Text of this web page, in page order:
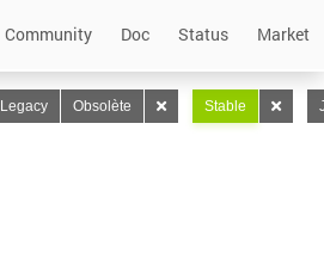
Community Doc Status Market
Legacy Obsolète Stable